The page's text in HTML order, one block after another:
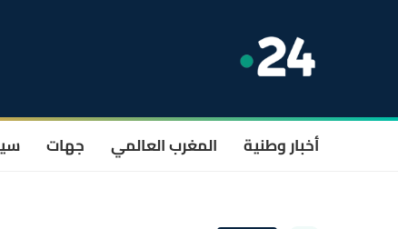
أخبار وطنية المغرب العالمي جهات